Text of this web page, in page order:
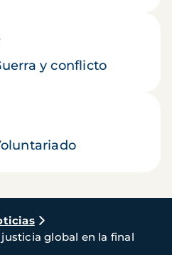
y conflicto
global en la final